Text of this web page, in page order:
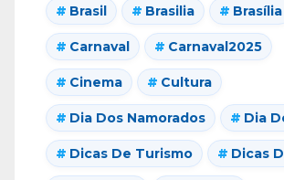
Brasil Brasilia Brasília
Carnaval Carnaval2025
Cinema Cultura
Dia Dos Namorados Dia
Dicas De Turismo Dicas